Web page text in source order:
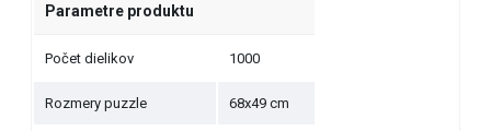
Parametre produktu
Počet dielikov 1000
Rozmery puzzle 68x49 cm